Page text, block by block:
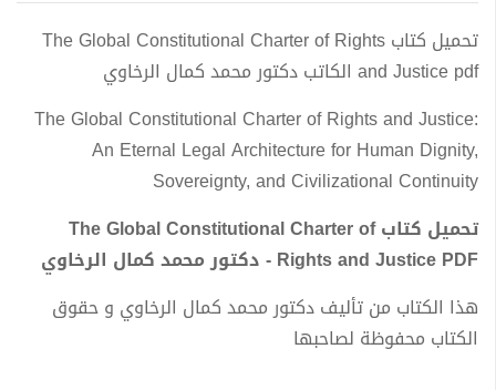
تحميل كتاب The Global Constitutional Charter of Rights
and Justice pdf الكاتب دكتور محمد كمال الرخاوي
The Global Constitutional Charter of Rights and Justice:
An Eternal Legal Architecture for Human Dignity,
Sovereignty, and Civilizational Continuity
تحميل كتاب The Global Constitutional Charter of
Rights and Justice PDF - دكتور محمد كمال الرخاوي
هذا الكتاب من تأليف دكتور محمد كمال الرخاوي و حقوق
الكتاب محفوظة لصاحبها